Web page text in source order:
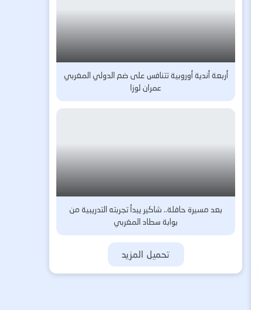
أربعة أندية أوروبية تتنافس على ضم الدولي المغربي
عمران لوزا
بعد مسيرة حافلة.. شاكير يبدأ تجربته التدريبية من
بوابة سطاد المغربي
تحميل المزيد